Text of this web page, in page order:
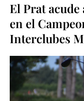
El Prat
en el
Interclubes